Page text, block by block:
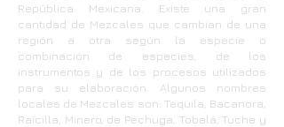
República Mexicana. Existe una gran
cantidad de Mezcales que cambian de una
región a otra según la especie o
combinación de especies, de los
instrumentos y de los procesos utilizados
para su elaboración. Algunos nombres
locales de Mezcales son: Tequila, Bacanora,
Raicilla, Minero, de Pechuga, Tobalá, Tuche y